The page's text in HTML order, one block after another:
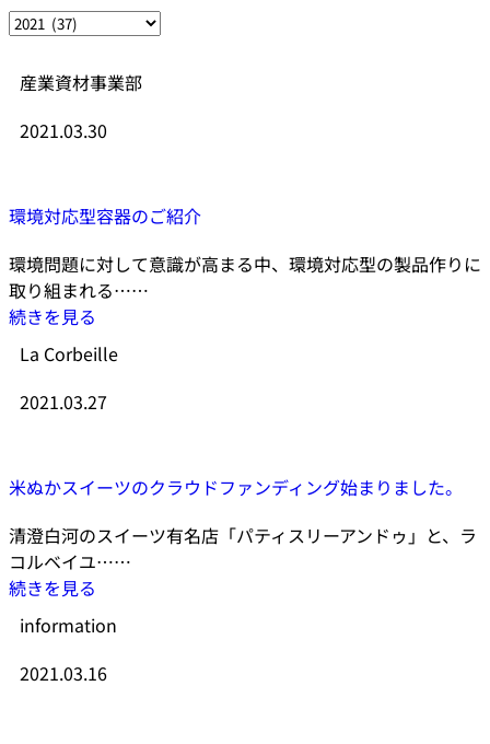
産業資材事業部
2021.03.30
環境対応型容器のご紹介
環境問題に対して意識が高まる中、環境対応型の製品作りに
取り組まれる……
続きを見る
La Corbeille
2021.03.27
米ぬかスイーツのクラウドファンディング始まりました。
清澄白河のスイーツ有名店「パティスリーアンドゥ」と、ラ
コルベイユ……
続きを見る
information
2021.03.16